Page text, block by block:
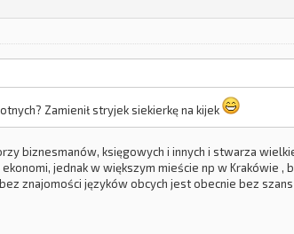
Zamienił stryjek siekierkę na kijek
biznesmanów, księgowych i innych i stwarza
jednak w większym mieście np w
znajomości języków obcych jest obecnie bez